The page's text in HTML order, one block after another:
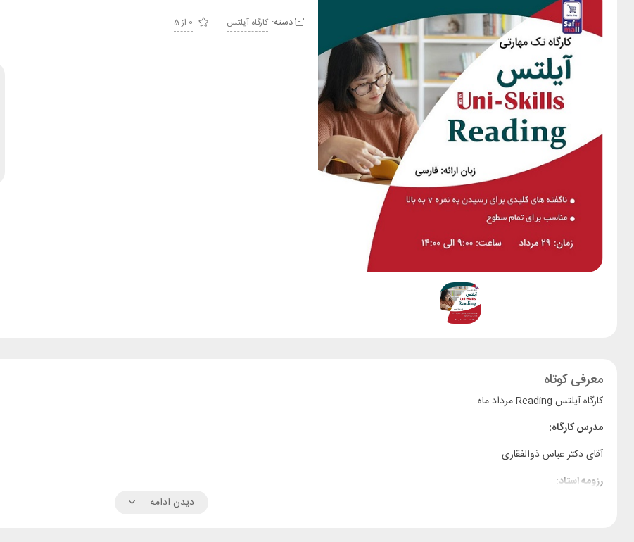
دسته: کارگاه آیلتس 0 از 5
معرفی کوتاه
کارگاه آیلتس Reading مرداد ماه
مدرس کارگاه:
آقای دکتر عباس ذوالفقاری
رزومه استاد:
دیدن ادامه...